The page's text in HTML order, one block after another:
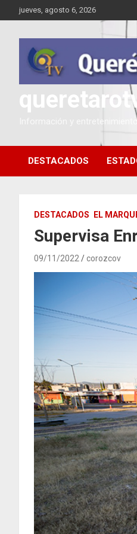
Saltar
al
jueves, agosto 6, 2026
Información y
DESTACADOS
DESTACADOS EL
Supervisa
09/11/2022 corozcov